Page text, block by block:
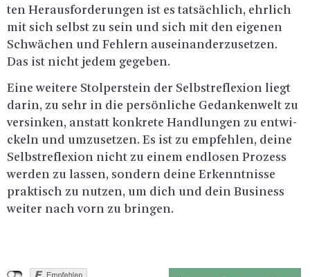
ten Her­aus­for­de­run­gen ist es tat­säch­lich, ehr­lich
mit sich selbst zu sein und sich mit den ei­ge­nen
Schwä­chen und Feh­lern aus­ein­an­der­zu­set­zen.
Das ist nicht jedem ge­ge­ben.
Eine wei­te­re Stol­per­stein der Selbst­re­fle­xi­on liegt
darin, zu sehr in die per­sön­li­che Ge­dan­ken­welt zu
ver­sin­ken, an­statt kon­kre­te Hand­lun­gen zu ent­wi­
ckeln und um­zu­set­zen. Es ist zu emp­feh­len, deine
Selbst­re­fle­xi­on nicht zu einem end­lo­sen Pro­zess
wer­den zu las­sen, son­dern deine Er­kennt­nis­se
prak­tisch zu nut­zen, um dich und dein Busi­ness
wei­ter nach vorn zu brin­gen.